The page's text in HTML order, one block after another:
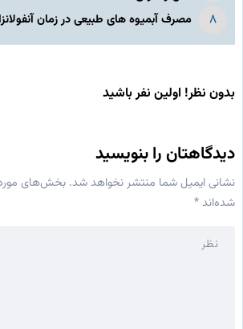
مصرف آبمیوه های طبیعی در زمان
بدون نظر! اولین نفر باشید
دیدگاهتان را بنویسید
نشانی ایمیل شما منتشر نخواهد شد. بخش‌های
شده‌اند*